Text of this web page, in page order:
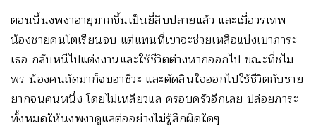
ตอนนี้นงพงาอายุมากขึ้นเป็นยี่สิบปลายแล้ว และเมื่อวรเทพ
น้องชายคนโตเรียนจบ แต่แทนที่เขาจะช่วยเหลือแบ่งเบาภาระ
เธอ กลับหนีไปแต่งงานและใช้ชีวิตต่างหากออกไป ขณะที่ชไม
พร น้องคนถัดมาก็จบอาชีวะ และตัดสินใจออกไปใช้ชีวิตกับชาย
ยากจนคนหนึ่ง โดยไม่เหลียวแล ครอบครัวอีกเลย ปล่อยภาระ
ทั้งหมดให้นงพงาดูแลต่ออย่างไม่รู้สึกผิดใดๆ